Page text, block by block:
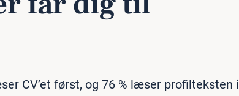
CV’et først, og 76 % læser profilteksten i